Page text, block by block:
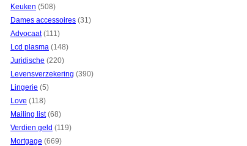
Keuken (508)
Dames accessoires (31)
Advocaat(111)
Lcd plasma (148)
Juridische (220)
Levensverzekering (390)
Lingerie (5)
Love (118)
Mailing list(68)
Verdien geld (119)
Mortgage (669)